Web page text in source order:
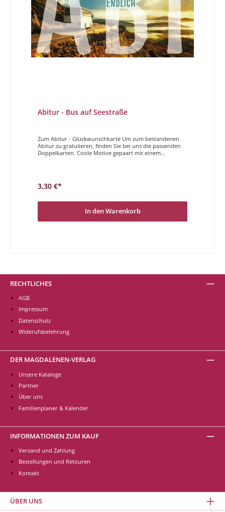
Abitur - Bus auf Seestraße
Zum Abitur - Glückwunschkarte Um zum bestandenen
Abitur zu gratulieren, finden Sie bei uns die passenden
Doppelkarten. Coole Motive gepaart mit einem
3,30 €*
In den Warenkorb
RECHTLICHES
AGB
Impressum
Datenschutz
Widerufsbelehrung
DER MAGDALENEN-VERLAG
Unsere Kataloge
Partner
Über uns
Familienplaner & Kalender
INFORMATIONEN ZUM KAUF
Versand und Zahlung
Bestellungen und Retouren
Kontakt
ÜBER UNS